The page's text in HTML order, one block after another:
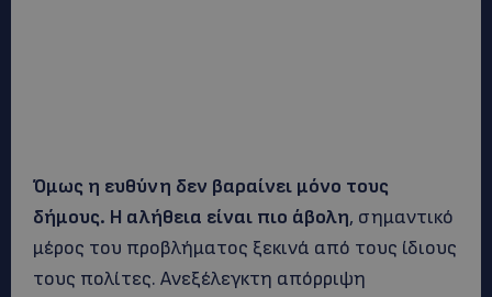
Όμως η ευθύνη δεν βαραίνει μόνο τους
δήμους. Η αλήθεια είναι πιο άβολη, σημαντικό
μέρος του προβλήματος ξεκινά από τους ίδιους
τους πολίτες. Ανεξέλεγκτη απόρριψη